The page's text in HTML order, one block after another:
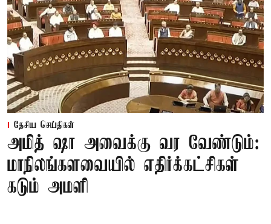
தேசிய செய்திகள்
அமித் ஷா அவைக்கு வர வேண்டும்:
மாநிலங்களவையில் எதிர்க்கட்சிகள்
கடும் அமளி